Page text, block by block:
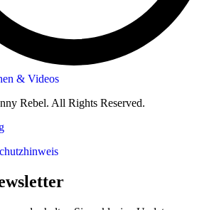
& Videos
Rebel. All Rights Reserved.